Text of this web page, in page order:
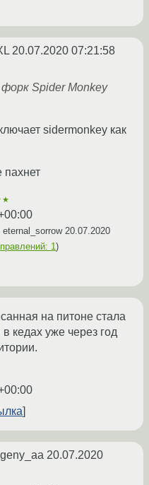
20.07.2020 07:21:58
форк Spider Monkey
sidermonkey как
пахнет
20.07.2020
1)
на питоне стала
кедах уже через год
20.07.2020